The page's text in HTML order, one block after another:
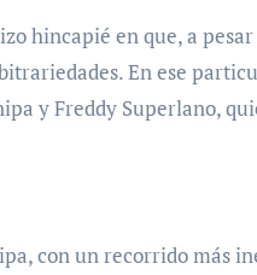
hincapié en que, a
En ese
y Freddy Superlano,
con un recorrido más